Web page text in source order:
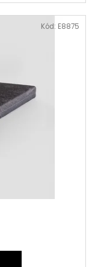
Kód: E8875